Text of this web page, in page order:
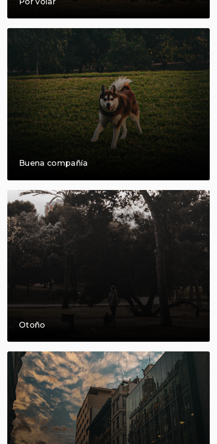
Buena compañía
Otoño